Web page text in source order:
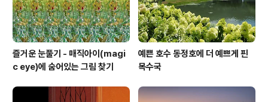
즐거운 눈풀기 - 매직아이(magi
c eye)에 숨어있는 그림 찾기
예쁜 호수 동정호에 더 예쁘게 핀
목수국